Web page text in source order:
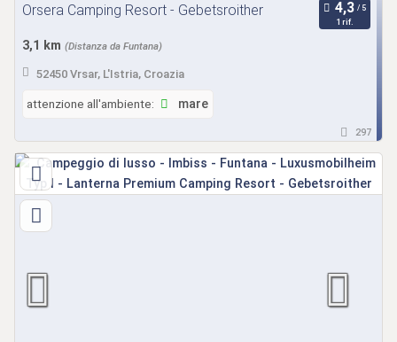
Orsera Camping Resort - Gebetsroither
1 rif.
3,1 km (Distanza da Funtana)
52450 Vrsar, L'Istria, Croazia
attenzione all'ambiente: mare
297